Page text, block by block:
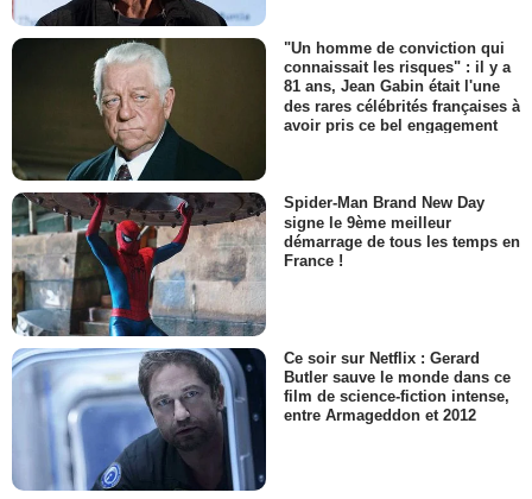
"Un homme de conviction qui
connaissait les risques" : il y a
81 ans, Jean Gabin était l'une
des rares célébrités françaises à
avoir pris ce bel engagement
Spider-Man Brand New Day
signe le 9ème meilleur
démarrage de tous les temps en
France !
Ce soir sur Netflix : Gerard
Butler sauve le monde dans ce
film de science-fiction intense,
entre Armageddon et 2012